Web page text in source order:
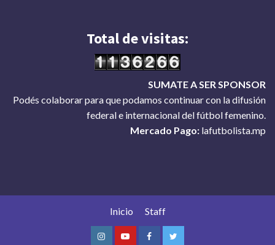
Total de visitas:
SUMATE A SER SPONSOR
Podés colaborar para que podamos continuar con la difusión
federal e internacional del fútbol femenino.
Mercado Pago: lafutbolista.mp
Inicio Staff